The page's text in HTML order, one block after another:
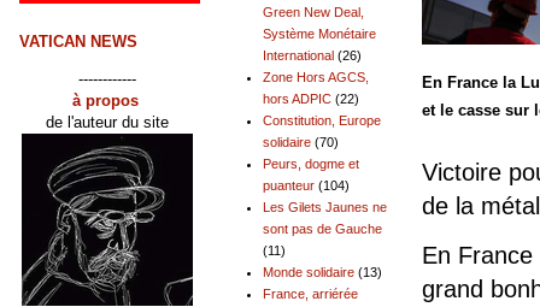
En France la
et le casse sur
Victoire
de la
En
grand
Green New Deal,
Système Monétaire
International (26)
Zone Hors AGCS,
hors ADPIC (22)
Constitution, Europe
solidaire (70)
Peurs, dogme et
puanteur (104)
Les Gilets Jaunes ne
sont pas de Gauche
(11)
Monde solidaire (13)
France, arriérée
VATICAN NEWS
------------
à propos
de l'auteur du site